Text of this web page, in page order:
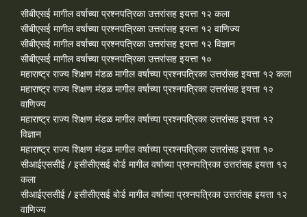
सीबीएसई मागील वर्षाच्या प्रश्‍नपत्रिका उत्तरांसह इयत्ता १२ कला
सीबीएसई मागील वर्षाच्या प्रश्‍नपत्रिका उत्तरांसह इयत्ता १२ वाणिज्य
सीबीएसई मागील वर्षाच्या प्रश्‍नपत्रिका उत्तरांसह इयत्ता १२ विज्ञान
सीबीएसई मागील वर्षाच्या प्रश्‍नपत्रिका उत्तरांसह इयत्ता १०
महाराष्ट्र राज्य शिक्षण मंडळ मागील वर्षाच्या प्रश्‍नपत्रिका उत्तरांसह इयत्ता १२ कला
महाराष्ट्र राज्य शिक्षण मंडळ मागील वर्षाच्या प्रश्‍नपत्रिका उत्तरांसह इयत्ता १२
वाणिज्य
महाराष्ट्र राज्य शिक्षण मंडळ मागील वर्षाच्या प्रश्‍नपत्रिका उत्तरांसह इयत्ता १२
विज्ञान
महाराष्ट्र राज्य शिक्षण मंडळ मागील वर्षाच्या प्रश्‍नपत्रिका उत्तरांसह इयत्ता १०
सीआईएससीई / इसीसीएसई बोर्ड मागील वर्षाच्या प्रश्‍नपत्रिका उत्तरांसह इयत्ता १२
कला
सीआईएससीई / इसीसीएसई बोर्ड मागील वर्षाच्या प्रश्‍नपत्रिका उत्तरांसह इयत्ता १२
वाणिज्य